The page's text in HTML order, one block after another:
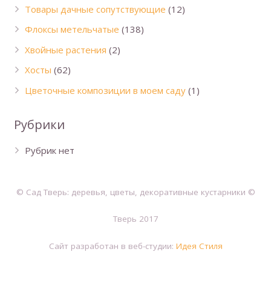
Товары дачные сопутствующие (12)
Флоксы метельчатые (138)
Хвойные растения (2)
Хосты (62)
Цветочные композиции в моем саду (1)
Рубрики
Рубрик нет
© Сад Тверь: деревья, цветы, декоративные кустарники ©
Тверь 2017
Сайт разработан в веб-студии: Идея Стиля